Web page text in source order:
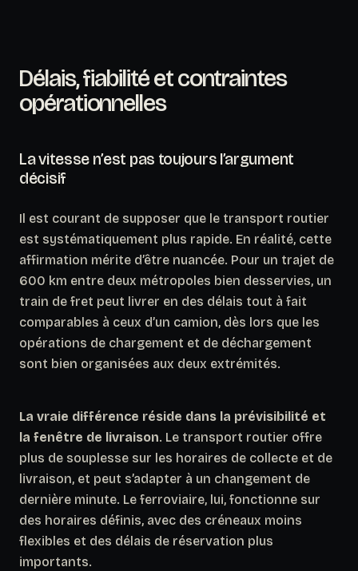
Délais, fiabilité et contraintes
opérationnelles
La vitesse n’est pas toujours l’argument
décisif
Il est courant de supposer que le transport routier
est systématiquement plus rapide. En réalité, cette
affirmation mérite d’être nuancée. Pour un trajet de
600 km entre deux métropoles bien desservies, un
train de fret peut livrer en des délais tout à fait
comparables à ceux d’un camion, dès lors que les
opérations de chargement et de déchargement
sont bien organisées aux deux extrémités.
La vraie différence réside dans la prévisibilité et
la fenêtre de livraison. Le transport routier offre
plus de souplesse sur les horaires de collecte et de
livraison, et peut s’adapter à un changement de
dernière minute. Le ferroviaire, lui, fonctionne sur
des horaires définis, avec des créneaux moins
flexibles et des délais de réservation plus
importants.